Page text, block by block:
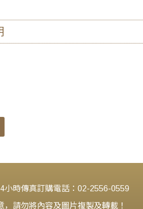
時傳真訂購電話：02-2556-0559
請勿將內容及圖片複製及轉載！